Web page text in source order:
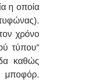
η οποία
χρόνο
τύπου”
καθώς
μποφόρ.